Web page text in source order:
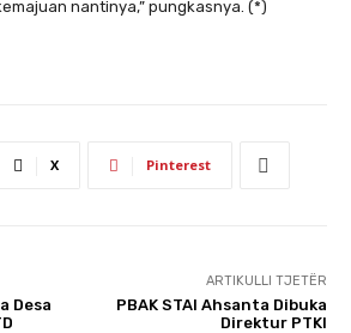
nantinya,” pungkasnya. (*)
X Pinterest
Desa
ARTIKULLI TJETËR
PBAK STAI Ahsanta Dibuka
Direktur PTKI